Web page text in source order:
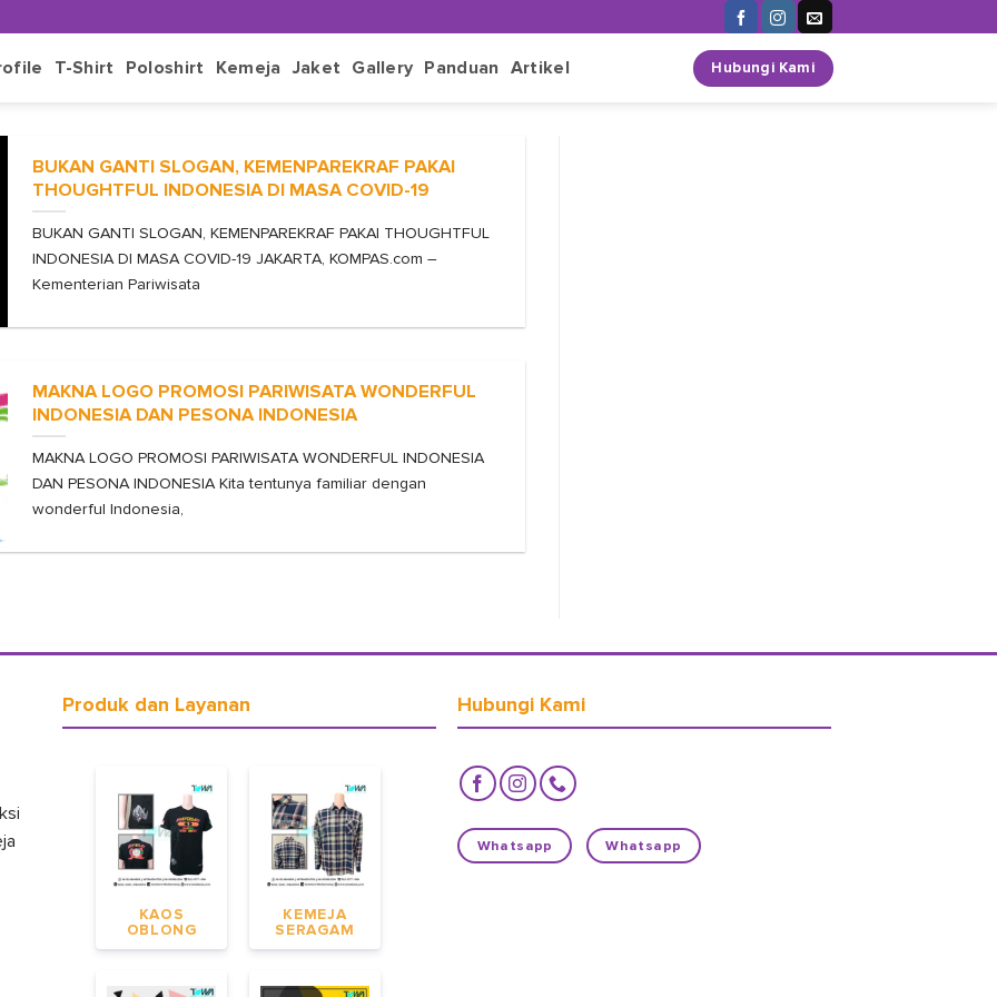
T-Shirt Poloshirt Kemeja Jaket Gallery Panduan Artikel Hubungi Kami
BUKAN GANTI SLOGAN, KEMENPAREKRAF PAKAI
THOUGHTFUL INDONESIA DI MASA COVID-19
BUKAN GANTI SLOGAN, KEMENPAREKRAF PAKAI THOUGHTFUL
INDONESIA DI MASA COVID-19 JAKARTA, KOMPAS.com –
Kementerian Pariwisata
MAKNA LOGO PROMOSI PARIWISATA WONDERFUL
INDONESIA DAN PESONA INDONESIA
MAKNA LOGO PROMOSI PARIWISATA WONDERFUL INDONESIA
DAN PESONA INDONESIA Kita tentunya familiar dengan
wonderful Indonesia,
Produk dan Layanan
KAOS
OBLONG
KEMEJA
SERAGAM
Hubungi Kami
Whatsapp Whatsapp